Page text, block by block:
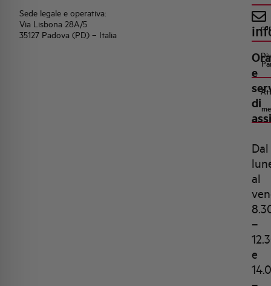
Sede legale e operativa:
Via Lisbona 28A/5
35127 Padova (PD) – Italia
e
di
Dal
al
–
e